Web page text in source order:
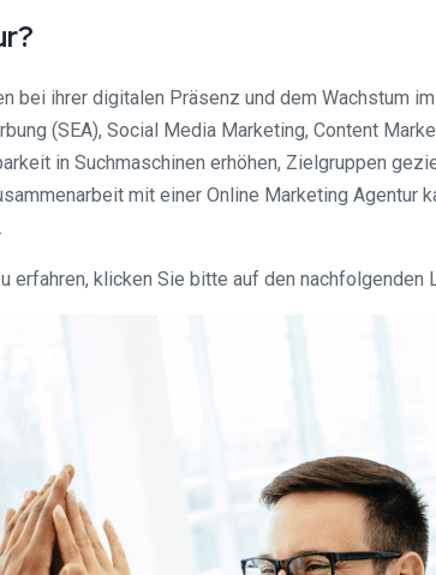
ihrer digitalen Präsenz und dem Wachstum
(SEA), Social Media Marketing, Content
in Suchmaschinen erhöhen, Zielgruppen
mit einer Online Marketing Agentur
erfahren, klicken Sie bitte auf den nachfolgenden